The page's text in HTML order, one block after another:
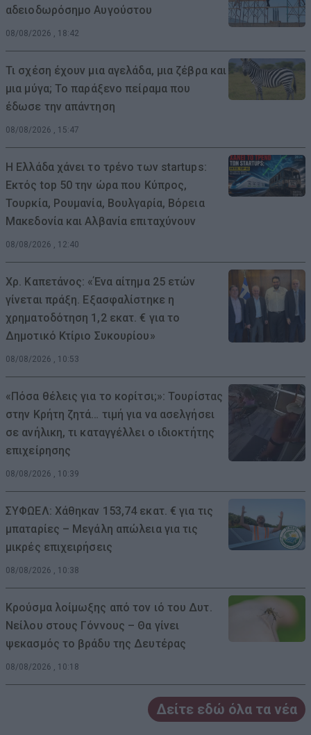
αδειοδωρόσημο Αυγούστου
08/08/2026 , 18:42
Τι σχέση έχουν μια αγελάδα, μια ζέβρα και
μια μύγα; Το παράξενο πείραμα που
έδωσε την απάντηση
08/08/2026 , 15:47
Η Ελλάδα χάνει το τρένο των startups:
Εκτός top 50 την ώρα που Κύπρος,
Τουρκία, Ρουμανία, Βουλγαρία, Βόρεια
Μακεδονία και Αλβανία επιταχύνουν
08/08/2026 , 12:40
Χρ. Καπετάνος: «Ένα αίτημα 25 ετών
γίνεται πράξη. Εξασφαλίστηκε η
χρηματοδότηση 1,2 εκατ. € για το
Δημοτικό Κτίριο Συκουρίου»
08/08/2026 , 10:53
«Πόσα θέλεις για το κορίτσι;»: Τουρίστας
στην Κρήτη ζητά… τιμή για να ασελγήσει
σε ανήλικη, τι καταγγέλλει ο ιδιοκτήτης
επιχείρησης
08/08/2026 , 10:39
ΣΥΦΩΕΛ: Χάθηκαν 153,74 εκατ. € για τις
μπαταρίες – Μεγάλη απώλεια για τις
μικρές επιχειρήσεις
08/08/2026 , 10:38
Κρούσμα λοίμωξης από τον ιό του Δυτ.
Νείλου στους Γόννους – Θα γίνει
ψεκασμός το βράδυ της Δευτέρας
08/08/2026 , 10:18
Δείτε εδώ όλα τα νέα